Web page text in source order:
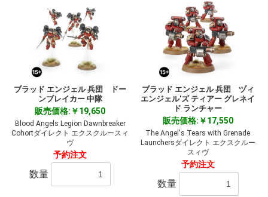
ブラッド エンジェル 兵団 ドー
ンブレイカー 中隊
販売価格:￥19,650
Blood Angels Legion Dawnbreaker
Cohortダイレクト エクスクルースィ
ヴ
予約注文
数量
ブラッド エンジェル 兵団 ヅィ
エンジェル'ズ ティアー グレネイ
ド ランチャー
販売価格:￥17,550
The Angel's Tears with Grenade
Launchersダイレクト エクスクルー
スィヴ
予約注文
数量
お買い物を続ける カートへ進む